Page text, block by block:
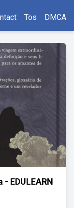
Tos DMCA
EDULEARN